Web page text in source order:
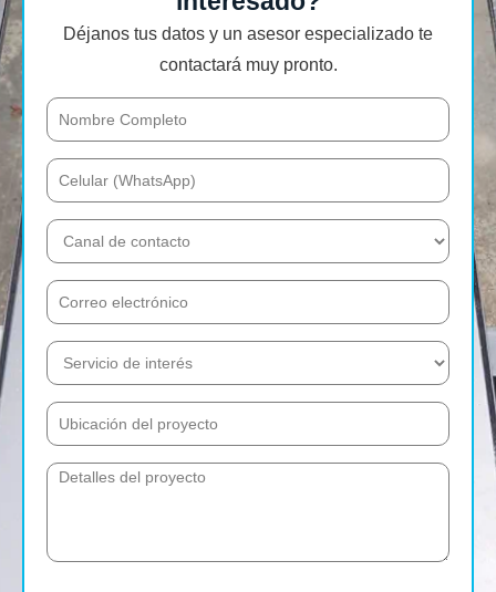
Déjanos tus datos y un asesor especializado te
contactará muy pronto.